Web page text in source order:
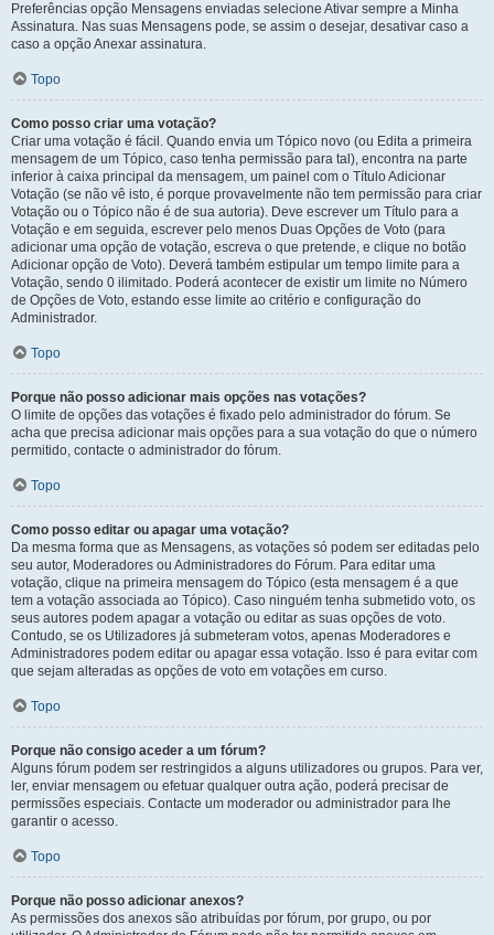
Preferências opção Mensagens enviadas selecione Ativar sempre a Minha
Assinatura. Nas suas Mensagens pode, se assim o desejar, desativar caso a
caso a opção Anexar assinatura.
Topo
Como posso criar uma votação?
Criar uma votação é fácil. Quando envia um Tópico novo (ou Edita a primeira
mensagem de um Tópico, caso tenha permissão para tal), encontra na parte
inferior à caixa principal da mensagem, um painel com o Título Adicionar
Votação (se não vê isto, é porque provavelmente não tem permissão para criar
Votação ou o Tópico não é de sua autoria). Deve escrever um Título para a
Votação e em seguida, escrever pelo menos Duas Opções de Voto (para
adicionar uma opção de votação, escreva o que pretende, e clique no botão
Adicionar opção de Voto). Deverá também estipular um tempo limite para a
Votação, sendo 0 ilimitado. Poderá acontecer de existir um limite no Número
de Opções de Voto, estando esse limite ao critério e configuração do
Administrador.
Topo
Porque não posso adicionar mais opções nas votações?
O limite de opções das votações é fixado pelo administrador do fórum. Se
acha que precisa adicionar mais opções para a sua votação do que o número
permitido, contacte o administrador do fórum.
Topo
Como posso editar ou apagar uma votação?
Da mesma forma que as Mensagens, as votações só podem ser editadas pelo
seu autor, Moderadores ou Administradores do Fórum. Para editar uma
votação, clique na primeira mensagem do Tópico (esta mensagem é a que
tem a votação associada ao Tópico). Caso ninguém tenha submetido voto, os
seus autores podem apagar a votação ou editar as suas opções de voto.
Contudo, se os Utilizadores já submeteram votos, apenas Moderadores e
Administradores podem editar ou apagar essa votação. Isso é para evitar com
que sejam alteradas as opções de voto em votações em curso.
Topo
Porque não consigo aceder a um fórum?
Alguns fórum podem ser restringidos a alguns utilizadores ou grupos. Para ver,
ler, enviar mensagem ou efetuar qualquer outra ação, poderá precisar de
permissões especiais. Contacte um moderador ou administrador para lhe
garantir o acesso.
Topo
Porque não posso adicionar anexos?
As permissões dos anexos são atribuídas por fórum, por grupo, ou por